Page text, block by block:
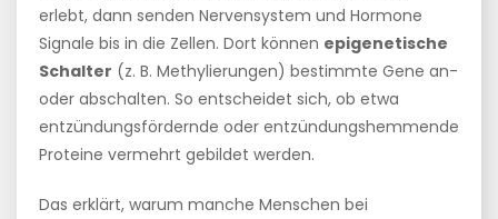
erlebt, dann senden Nervensystem und Hormone
Signale bis in die Zellen. Dort können epigenetische
Schalter (z. B. Methylierungen) bestimmte Gene an-
oder abschalten. So entscheidet sich, ob etwa
entzündungsfördernde oder entzündungshemmende
Proteine vermehrt gebildet werden.
Das erklärt, warum manche Menschen bei